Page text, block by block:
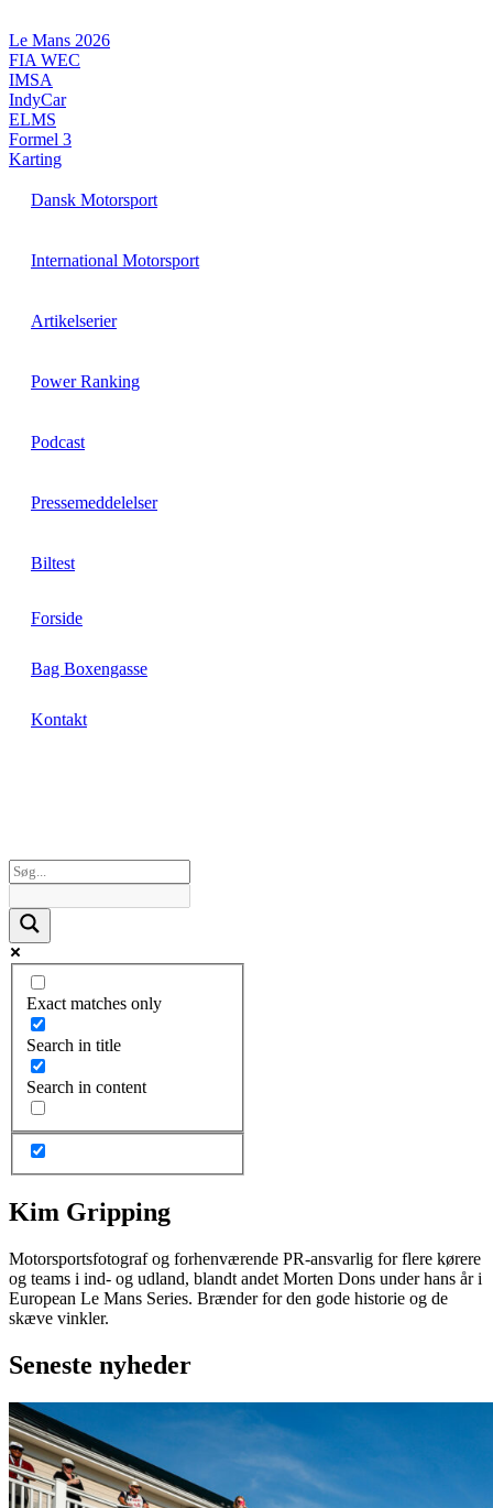
til
indhold
Le Mans 2026
FIA WEC
IMSA
IndyCar
ELMS
Formel 3
Karting
Dansk Motorsport
International Motorsport
Artikelserier
Power Ranking
Podcast
Pressemeddelelser
Biltest
Forside
Bag Boxengasse
Kontakt
Exact matches only
Search in title
Search in content
Kim Gripping
Motorsportsfotograf og forhenværende PR-ansvarlig for flere kørere
og teams i ind- og udland, blandt andet Morten Dons under hans år i
European Le Mans Series. Brænder for den gode historie og de
skæve vinkler.
Seneste nyheder